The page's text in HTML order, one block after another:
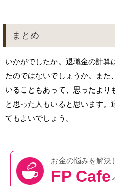
まとめ
いかがでしたか。退職金の計算
たのではないでしょうか。また
いることもあって、思ったより
と思った人もいると思います
てもよいでしょう。
お金の悩みを解決
FP Cafe